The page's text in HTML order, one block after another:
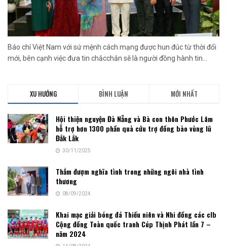
Báo chí Việt Nam với sứ mệnh cách mạng được hun đúc từ thời đổi
mới, bên cạnh việc đưa tin chắcchắn sẽ là người đồng hành tin...
XU HƯỚNG BÌNH LUẬN MỚI NHẤT
Hội thiện nguyện Đà Nẵng và Bà con thôn Phước Lâm
hỗ trợ hơn 1300 phần quà cứu trợ đồng bào vùng lũ
Đắk Lắk
30/11/2025
Thắm đượm nghĩa tình trong những ngôi nhà tình
thương
08/09/2024
Khai mạc giải bóng đá Thiếu niên và Nhi đồng các clb
Cộng đồng Toàn quốc tranh Cúp Thịnh Phát lần 7 –
năm 2024